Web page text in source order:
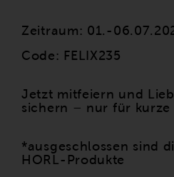
Zeitraum: 01.-
Code: FELIX235
Jetzt mitfeiern und
sichern – nur für kurze
*ausgeschlossen sind
HORL-Produkte